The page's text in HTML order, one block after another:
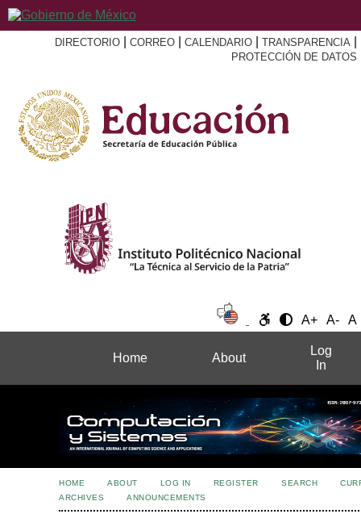
DIRECTORIO CORREO CALENDARIO TRANSPARENCIA
PROTECCIÓN DE DATOS
A+ A- A
Home About
Log
In
HOME ABOUT LOG IN REGISTER SEARCH
ARCHIVES
ANNOUNCEMENTS